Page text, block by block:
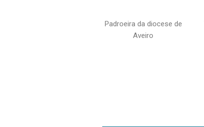
Padroeira da diocese de
Aveiro